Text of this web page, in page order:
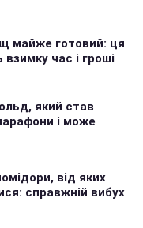
майже готовий: ця
час і гроші
який став
і може
від яких
справжній вибух